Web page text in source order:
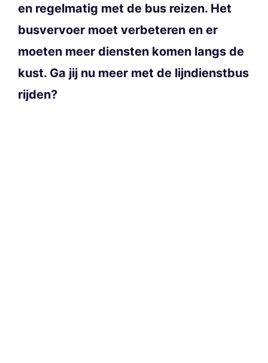
en regelmatig met de bus reizen. Het
busvervoer moet verbeteren en er
moeten meer diensten komen langs de
kust. Ga jij nu meer met de lijndienstbus
rijden?